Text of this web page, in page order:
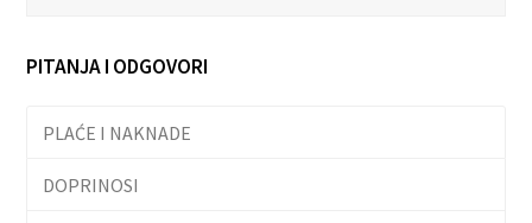
PITANJA I ODGOVORI
PLAĆE I NAKNADE
DOPRINOSI